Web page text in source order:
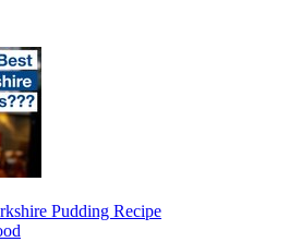
Pudding Recipe